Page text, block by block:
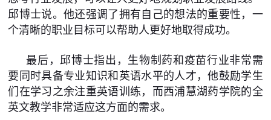
邱博士说。他还强调了拥有自己的想法的重要性，一
个清晰的职业目标可以帮助人更好地取得成功。
最后，邱博士指出，生物制药和疫苗行业非常需
要同时具备专业知识和英语水平的人才，他鼓励学生
们在学习之余注重英语训练，而西浦慧湖药学院的全
英文教学非常适应这方面的需求。